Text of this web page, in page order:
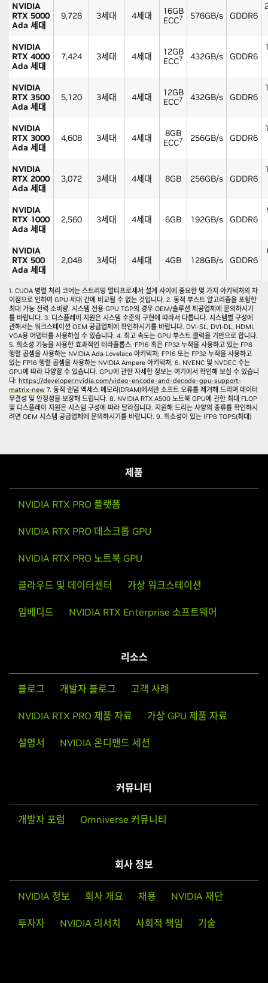
NVIDIA
RTX 5000
Ada 세대
9,728 3세대 4세대
16GB
ECC7 576GB/s GDDR6
NVIDIA
RTX 4000
Ada 세대
7,424 3세대 4세대
12GB
ECC7 432GB/s GDDR6
NVIDIA
RTX 3500
Ada 세대
5,120 3세대 4세대
12GB
ECC7 432GB/s GDDR6
NVIDIA
RTX 3000
Ada 세대
4,608 3세대 4세대
8GB
ECC7 256GB/s GDDR6
NVIDIA
RTX 2000
Ada 세대
3,072 3세대 4세대 8GB 256GB/s GDDR6
NVIDIA
RTX 1000
Ada 세대
2,560 3세대 4세대 6GB 192GB/s GDDR6
NVIDIA
RTX 500
Ada 세대
2,048 3세대 4세대 4GB 128GB/s GDDR6
1. CUDA 병렬 처리 코어는 스트리밍 멀티프로세서 설계 사이에 중요한 몇 가지 아키텍처의 차
이점으로 인하여 GPU 세대 간에 비교될 수 없는 것입니다. 2. 동적 부스트 알고리즘을 포함한
최대 가능 전력 소비량. 시스템 전용 GPU TGP의 경우 OEM/솔루션 제공업체에 문의하시기
를 바랍니다. 3. 디스플레이 지원은 시스템 수준의 구현에 따라서 다릅니다. 시스템별 구성에
관해서는 워크스테이션 OEM 공급업체에 확인하시기를 바랍니다. DVI-SL, DVI-DL, HDMI,
VGA용 어댑터를 사용하실 수 있습니다. 4. 최고 속도는 GPU 부스트 클럭을 기반으로 합니다.
5. 희소성 기능을 사용한 효과적인 테라플롭스. FP16 혹은 FP32 누적을 사용하고 있는 FP8
행렬 곱셈을 사용하는 NVIDIA Ada Lovelace 아키텍처; FP16 또는 FP32 누적을 사용하고
있는 FP16 행렬 곱셈을 사용하는 NVIDIA Ampere 아키텍처. 6. NVENC 및 NVDEC 수는
GPU에 따라 다양할 수 있습니다. GPU에 관한 자세한 정보는 여기에서 확인해 보실 수 있습니
다: https://developer.nvidia.com/video-encode-and-decode-gpu-support-
matrix-new 7. 동적 랜덤 엑세스 메모리(DRAM)에서만 소프트 오류를 제거해 드리며 데이터
무결성 및 안정성을 보장해 드립니다. 8. NVIDIA RTX A500 노트북 GPU에 관한 최대 FLOP
및 디스플레이 지원은 시스템 구성에 따라 달라집니다. 지원해 드리는 사양의 종류를 확인하시
려면 OEM 시스템 공급업체에 문의하시기를 바랍니다. 9. 희소성이 있는 IFP8 TOPS(최대)
제품
NVIDIA RTX PRO 플랫폼
NVIDIA RTX PRO 데스크톱 GPU
NVIDIA RTX PRO 노트북 GPU
클라우드 및 데이터센터 가상 워크스테이션
임베디드 NVIDIA RTX Enterprise 소프트웨어
리소스
블로그 개발자 블로그 고객 사례
NVIDIA RTX PRO 제품 자료 가상 GPU 제품 자료
설명서 NVIDIA 온디맨드 세션
커뮤니티
개발자 포럼 Omniverse 커뮤니티
회사 정보
NVIDIA 정보 회사 개요 채용 NVIDIA 재단
투자자 NVIDIA 리서치 사회적 책임 기술